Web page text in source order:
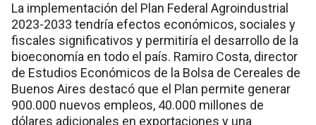
La implementación del Plan Federal Agroindustrial
2023-2033 tendría efectos económicos, sociales y
fiscales significativos y permitiría el desarrollo de la
bioeconomía en todo el país. Ramiro Costa, director
de Estudios Económicos de la Bolsa de Cereales de
Buenos Aires destacó que el Plan permite generar
900.000 nuevos empleos, 40.000 millones de
dólares adicionales en exportaciones y una